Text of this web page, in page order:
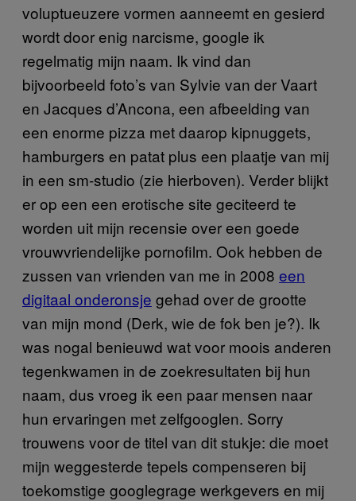
voluptueuzere vormen aanneemt en gesierd
wordt door enig narcisme, google ik
regelmatig mijn naam. Ik vind dan
bijvoorbeeld foto’s van Sylvie van der Vaart
en Jacques d’Ancona, een afbeelding van
een enorme pizza met daarop kipnuggets,
hamburgers en patat plus een plaatje van mij
in een sm-studio (zie hierboven). Verder blijkt
er op een een erotische site geciteerd te
worden uit mijn recensie over een goede
vrouwvriendelijke pornofilm. Ook hebben de
zussen van vrienden van me in 2008 een
digitaal onderonsje gehad over de grootte
van mijn mond (Derk, wie de fok ben je?). Ik
was nogal benieuwd wat voor moois anderen
tegenkwamen in de zoekresultaten bij hun
naam, dus vroeg ik een paar mensen naar
hun ervaringen met zelfgooglen. Sorry
trouwens voor de titel van dit stukje: die moet
mijn weggesterde tepels compenseren bij
toekomstige googlegrage werkgevers en mij